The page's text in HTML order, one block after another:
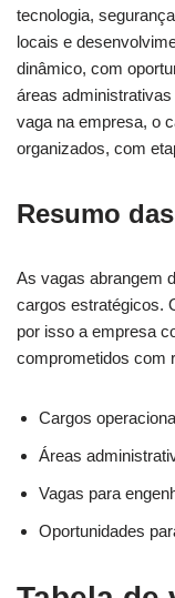
tecnologia,
locais e
dinâmico, com
áreas
vaga na empresa, o
organizados, com
Resumo
As vagas abrangem
cargos estratégicos.
por isso a empresa
comprometidos com
Cargos
Áreas
Vagas para
Oportunidades